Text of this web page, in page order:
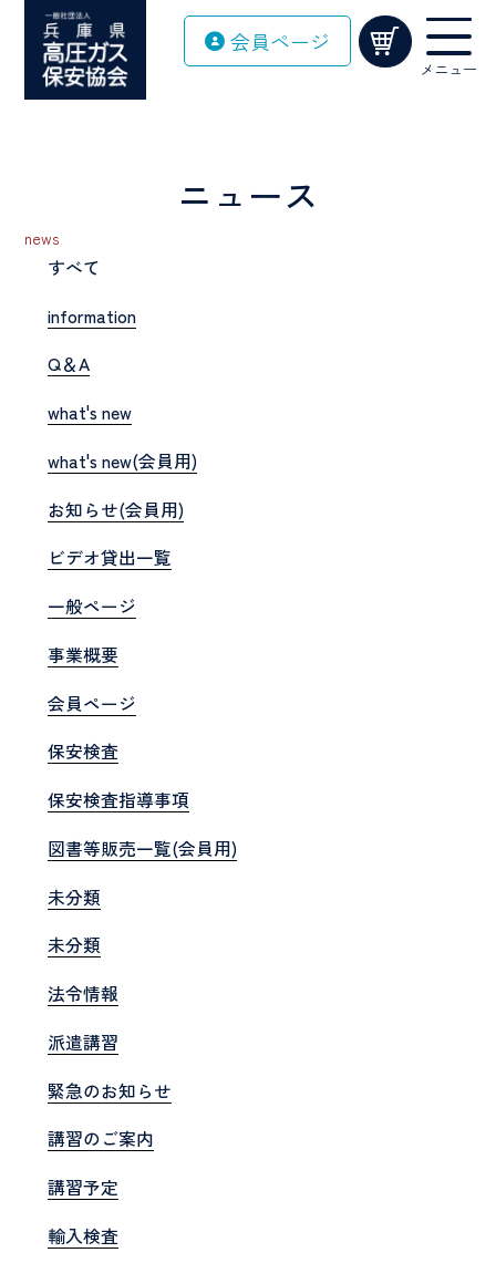
content
会員ページ
メニュー
ニュース
news
すべて
information
Q＆A
what's new
what's new(会員用)
お知らせ(会員用)
ビデオ貸出一覧
一般ページ
事業概要
会員ページ
保安検査
保安検査指導事項
図書等販売一覧(会員用)
未分類
未分類
法令情報
派遣講習
緊急のお知らせ
講習のご案内
講習予定
輸入検査